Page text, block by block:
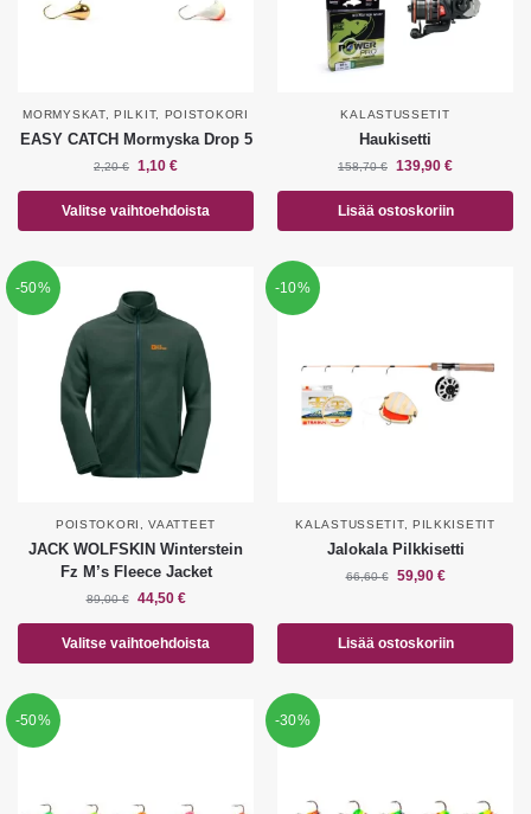
MORMYSKAT,PILKIT, POISTOKORI
EASY CATCH Mormyska Drop 5
2,20€ 1,10 €
Valitse vaihtoehdoista
KALASTUSSETIT
Haukisetti
158,70€ 139,90 €
Lisää ostoskoriin
-50%
POISTOKORI ,VAATTEET
JACK WOLFSKIN Winterstein
Fz M’s Fleece Jacket
89,00€ 44,50 €
Valitse vaihtoehdoista
-10%
KALASTUSSETIT, PILKKISETIT
Jalokala Pilkkisetti
66,60€ 59,90 €
Lisää ostoskoriin
-50% -30%